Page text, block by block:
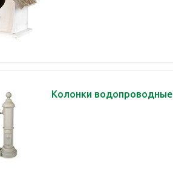
Колонки водопроводные